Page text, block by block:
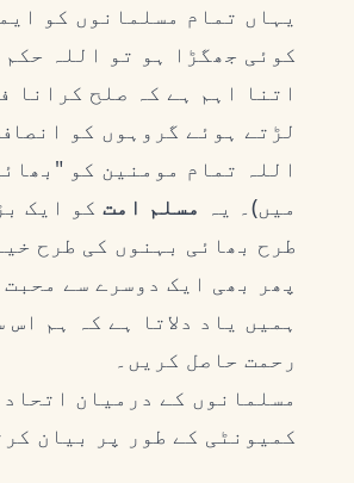
یہاں تمام مسلمانوں کو
کوئی جھگڑا ہو تو اللہ
اللہ تمام مومنین کو
میں)۔ یہ مسلم امت کو ایک
طرح بھائی بہنوں کی طرح
پھر بھی ایک دوسرے سے
ہمیں یاد دلاتا ہے کہ ہم اس
رحمت حاصل کریں۔
مسلمانوں کے درمیان
کمیونٹی کے طور پر بیان